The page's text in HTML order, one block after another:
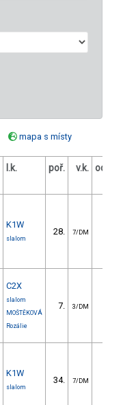
mapa s místy
l.k. poř. v.k.
K1W
slalom
28. 7/DM
C2X
slalom
MOŠTĚKOVÁ
Rozálie
7. 3/DM
K1W
slalom
34. 7/DM